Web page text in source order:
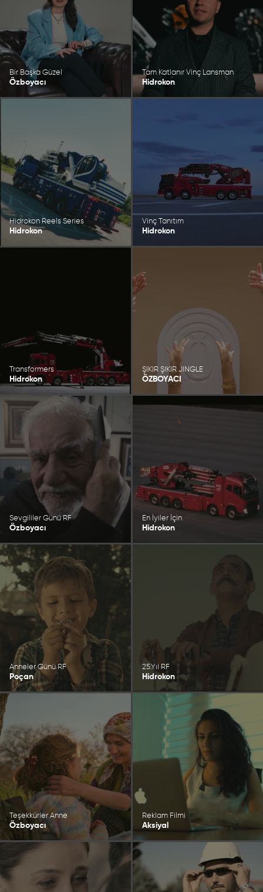
Bir Başka Güzel
Özboyacı
Tam Katlanır Vinç Lansman
Hidrokon
Hidrokon Reels Series
Hidrokon
Vinç Tanıtım
Hidrokon
Transformers
Hidrokon
ŞIKIR ŞIKIR JINGLE
ÖZBOYACI
Sevgililer Günü RF
Özboyacı
En İyiler İçin
Hidrokon
Anneler Günü RF
Poçan
25.Yıl RF
Hidrokon
Teşekkürler Anne
Özboyacı
Reklam Filmi
Aksiyal